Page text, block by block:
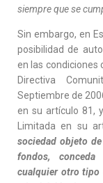
siempre que se
Sin embargo, en
posibilidad de
en las condiciones
Directiva
Septiembre de
en su artículo 81,
Limitada en su
sociedad objeto
fondos,
cualquier otro tipo